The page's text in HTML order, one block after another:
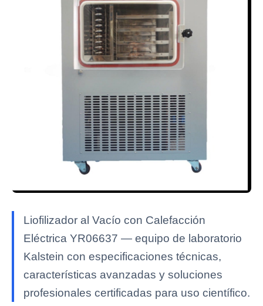
Liofilizador al Vacío con Calefacción
Eléctrica YR06637 — equipo de laboratorio
Kalstein con especificaciones técnicas,
características avanzadas y soluciones
profesionales certificadas para uso científico.